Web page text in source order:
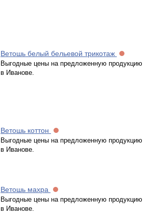
Ветошь белый бельевой трикотаж
Выгодные цены на предложенную продукцию
в Иванове.
Ветошь коттон
Выгодные цены на предложенную продукцию
в Иванове.
Ветошь махра
Выгодные цены на предложенную продукцию
в Иванове.